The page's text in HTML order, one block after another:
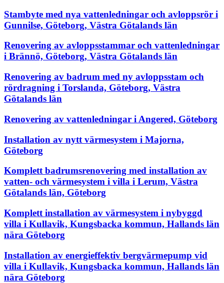
Stambyte med nya vattenledningar och avloppsrör i
Gunnilse, Göteborg, Västra Götalands län
Renovering av avloppsstammar och vattenledningar
i Brännö, Göteborg, Västra Götalands län
Renovering av badrum med ny avloppsstam och
rördragning i Torslanda, Göteborg, Västra
Götalands län
Renovering av vattenledningar i Angered, Göteborg
Installation av nytt värmesystem i Majorna,
Göteborg
Komplett badrumsrenovering med installation av
vatten- och värmesystem i villa i Lerum, Västra
Götalands län, Göteborg
Komplett installation av värmesystem i nybyggd
villa i Kullavik, Kungsbacka kommun, Hallands län
nära Göteborg
Installation av energieffektiv bergvärmepump vid
villa i Kullavik, Kungsbacka kommun, Hallands län
nära Göteborg